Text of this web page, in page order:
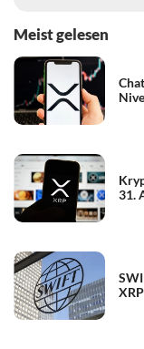
Meist gelesen
31.